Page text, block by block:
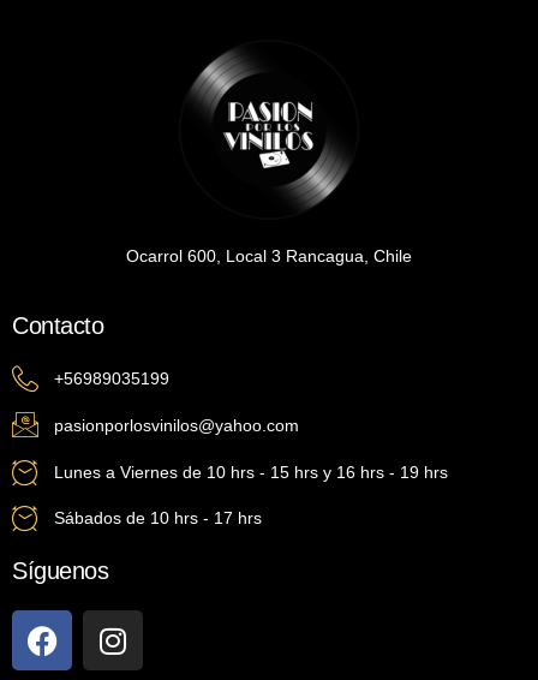
Ocarrol 600, Local 3 Rancagua, Chile
Contacto
+56989035199
pasionporlosvinilos@yahoo.com
Lunes a Viernes de 10 hrs - 15 hrs y 16 hrs - 19 hrs
Sábados de 10 hrs - 17 hrs
Síguenos